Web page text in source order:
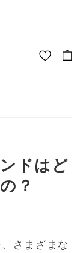
ドはど
？
さまざまな